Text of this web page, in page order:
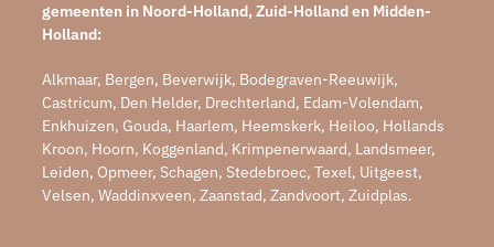
gemeenten in Noord-Holland, Zuid-Holland en Midden-
Holland:
Alkmaar, Bergen, Beverwijk, Bodegraven-Reeuwijk,
Castricum, Den Helder, Drechterland, Edam-Volendam,
Enkhuizen, Gouda, Haarlem, Heemskerk, Heiloo, Hollands
Kroon, Hoorn, Koggenland, Krimpenerwaard, Landsmeer,
Leiden, Opmeer, Schagen, Stedebroec, Texel, Uitgeest,
Velsen, Waddinxveen, Zaanstad, Zandvoort, Zuidplas.